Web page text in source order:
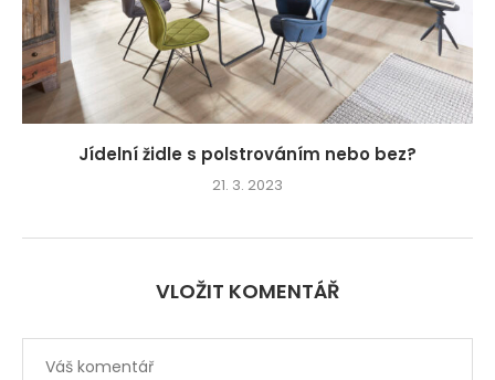
Jídelní židle s polstrováním nebo bez?
21. 3. 2023
VLOŽIT KOMENTÁŘ